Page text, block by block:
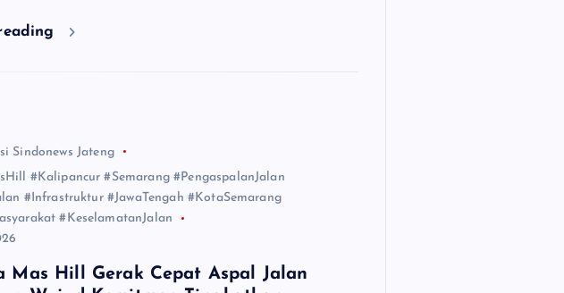
Sindonews Jateng
#Kalipancur #Semarang #PengaspalanJalan
#Infrastruktur #JawaTengah #KotaSemarang
#KeselamatanJalan
Mas Hill Gerak Cepat Aspal Jalan